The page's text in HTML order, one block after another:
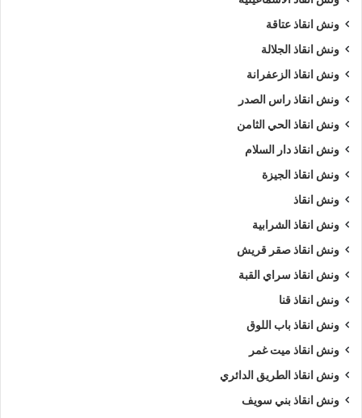
ونش انقاذ عتاقة
ونش انقاذ الجلالة
ونش انقاذ الزعفرانة
ونش انقاذ راس الصدر
ونش انقاذ الحي الثامن
ونش انقاذ دار السلام
ونش انقاذ الجيزة
ونش انقاذ
ونش انقاذ الشرابية
ونش انقاذ صقر قريش
ونش انقاذ سراي القبة
ونش انقاذ قنا
ونش انقاذ باب اللوق
ونش انقاذ ميت غمر
ونش انقاذ الطريق الدائري
ونش انقاذ بني سويف